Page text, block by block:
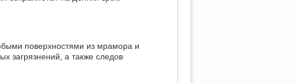
поверхностями из мрамора и
загрязнений, а также следов